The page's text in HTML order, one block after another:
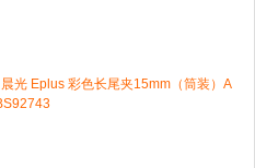
晨光 Eplus 彩色长尾夹15mm（筒装）A